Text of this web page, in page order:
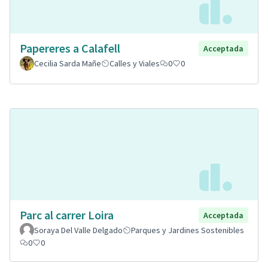
Papereres a Calafell
Acceptada
Cecilia Sarda Mañe
Calles y Viales 0 0
Parc al carrer Loira
Acceptada
Soraya Del Valle Delgado
Parques y Jardines Sostenibles
0
0